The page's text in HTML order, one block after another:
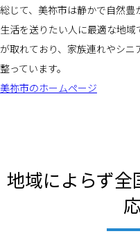
総じて、美祢市は静かで自然
生活を送りたい人に最適な地
が取れており、家族連れやシ
整っています。
美祢市のホームページ
地域によらず全